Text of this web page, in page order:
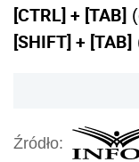
[CTRL] + [TAB]
[SHIFT] + [TAB]
Źródło: